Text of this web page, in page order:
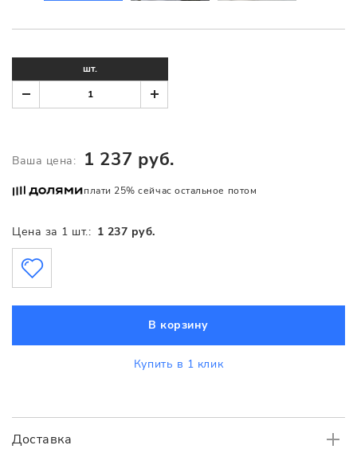
Доставка
Цена за 1 шт.: 1 237 руб.
шт.
Ваша цена: 1 237 руб.
плати 25% сейчас остальное потом
В корзину
Купить в 1 клик